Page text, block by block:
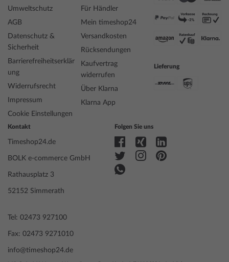
Umweltschutz
AGB
Datenschutz &
Sicherheit
Barrierefreiheitserklär
ung
Widerrufsrecht
Impressum
Cookie Einstellungen
Für Händler
Mein timeshop24
Versandkosten
Rücksendungen
Kaufvertrag
widerrufen
Über Klarna
Klarna App
Lieferung
Kontakt
Timeshop24.de
BOLK e-commerce GmbH
Rathausplatz 3
52152 Simmerath
Tel: 02473 927100
Fax: 02473 9271010
info@timeshop24.de
Folgen Sie uns